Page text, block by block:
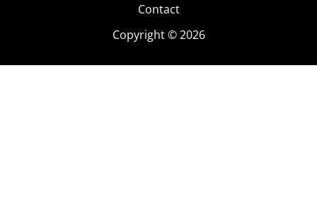
Contact
Copyright © 2026